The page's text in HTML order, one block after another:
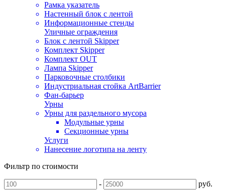
Рамка указатель
Настенный блок с лентой
Информационные стенды
Уличные ограждения
Блок с лентой Skipper
Комплект Skipper
Комплект OUT
Лампа Skipper
Парковочные столбики
Индустриальная стойка ArtBarrier
Фан-барьер
Урны
Урны для раздельного мусора
Модульные урны
Секционные урны
Услуги
Нанесение логотипа на ленту
Фильтр по стоимости
- руб.